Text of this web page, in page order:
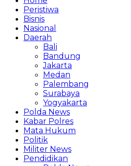
Peristiwa
Bisnis
Nasional
Daerah
Bali
Bandung
Jakarta
Medan
Palembang
Surabaya
Yogyakarta
Polda News
Kabar Polres
Mata Hukum
Politik
Militer News
Pendidikan